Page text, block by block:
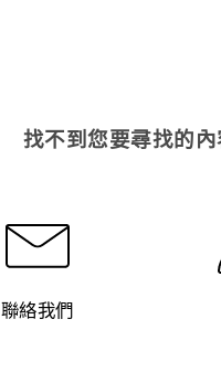
找不到您要尋找的內
聯絡我們